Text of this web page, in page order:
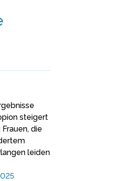
steigert
die
leiden